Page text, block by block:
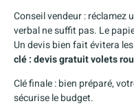
Conseil vendeur : réclamez
verbal ne suffit pas. Le
Un devis bien fait évitera
clé : devis gratuit volets
Clé finale : bien préparé,
sécurise le budget.